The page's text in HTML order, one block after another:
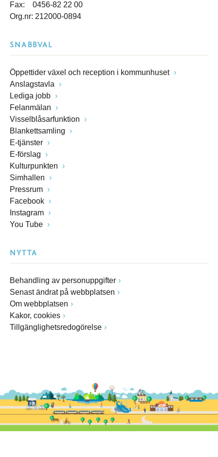
Fax: 0456-82 22 00
Org.nr: 212000-0894
SNABBVAL
Öppettider växel och reception i kommunhuset
Anslagstavla
Lediga jobb
Felanmälan
Visselblåsarfunktion
Blankettsamling
E-tjänster
E-förslag
Kulturpunkten
Simhallen
Pressrum
Facebook
Instagram
You Tube
NYTTA
Behandling av personuppgifter
Senast ändrat på webbplatsen
Om webbplatsen
Kakor, cookies
Tillgänglighetsredogörelse